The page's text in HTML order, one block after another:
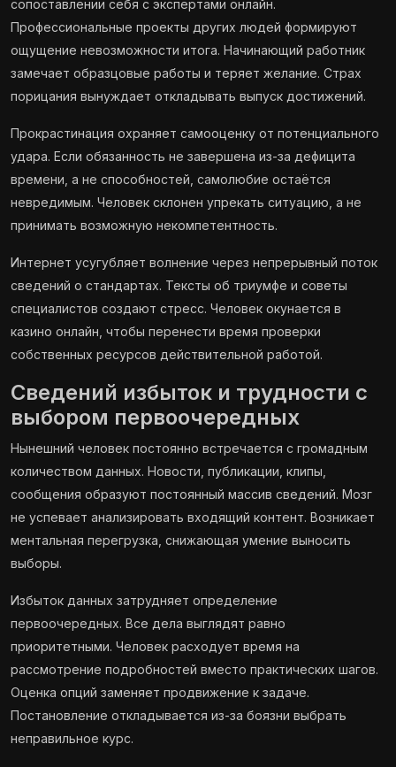
сопоставлении себя с экспертами онлайн.
Профессиональные проекты других людей формируют
ощущение невозможности итога. Начинающий работник
замечает образцовые работы и теряет желание. Страх
порицания вынуждает откладывать выпуск достижений.
Прокрастинация охраняет самооценку от потенциального
удара. Если обязанность не завершена из-за дефицита
времени, а не способностей, самолюбие остаётся
невредимым. Человек склонен упрекать ситуацию, а не
принимать возможную некомпетентность.
Интернет усугубляет волнение через непрерывный поток
сведений о стандартах. Тексты об триумфе и советы
специалистов создают стресс. Человек окунается в
казино онлайн, чтобы перенести время проверки
собственных ресурсов действительной работой.
Сведений избыток и трудности с
выбором первоочередных
Нынешний человек постоянно встречается с громадным
количеством данных. Новости, публикации, клипы,
сообщения образуют постоянный массив сведений. Мозг
не успевает анализировать входящий контент. Возникает
ментальная перегрузка, снижающая умение выносить
выборы.
Избыток данных затрудняет определение
первоочередных. Все дела выглядят равно
приоритетными. Человек расходует время на
рассмотрение подробностей вместо практических шагов.
Оценка опций заменяет продвижение к задаче.
Постановление откладывается из-за боязни выбрать
неправильное курс.